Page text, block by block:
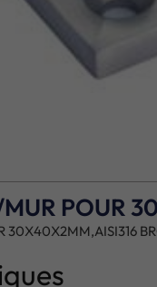
POUR
30X40X2MM,AISI316